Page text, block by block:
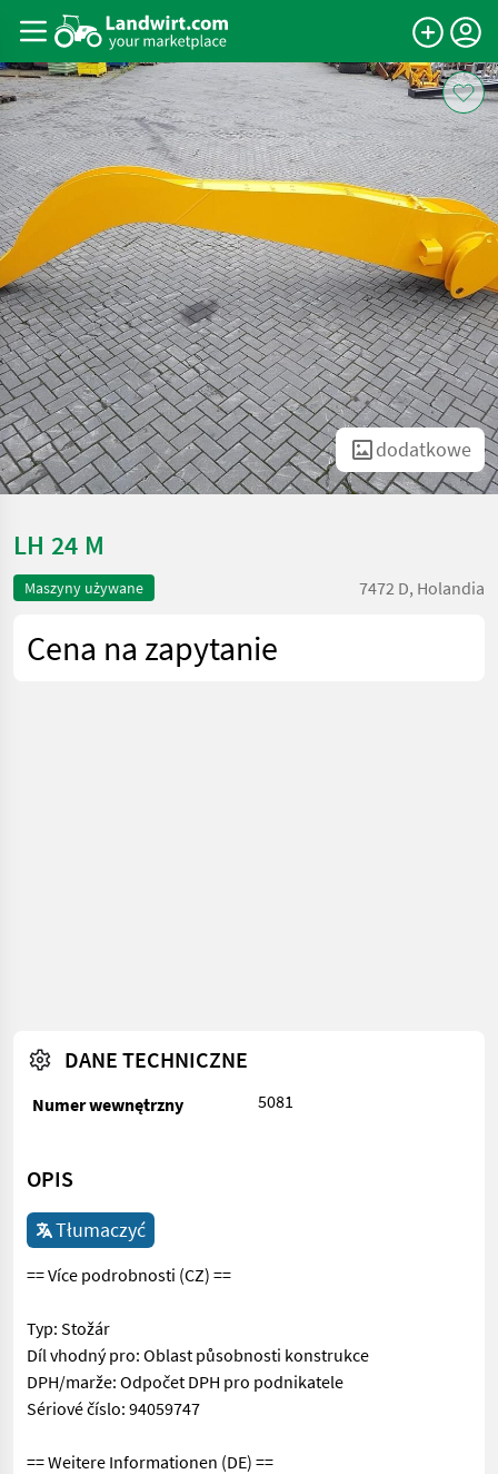
dodatkowe
LH 24 M
Maszyny używane 7472 D, Holandia
Cena na zapytanie
DANE TECHNICZNE
Numer wewnętrzny 5081
OPIS
Tłumaczyć
== Více podrobnosti (CZ) ==
Typ: Stožár
Díl vhodný pro: Oblast působnosti konstrukce
DPH/marže: Odpočet DPH pro podnikatele
Sériové číslo: 94059747
== Weitere Informationen (DE) ==